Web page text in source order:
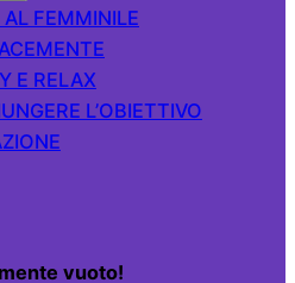
AL FEMMINILE
E RELAX
L’OBIETTIVO
vuoto!